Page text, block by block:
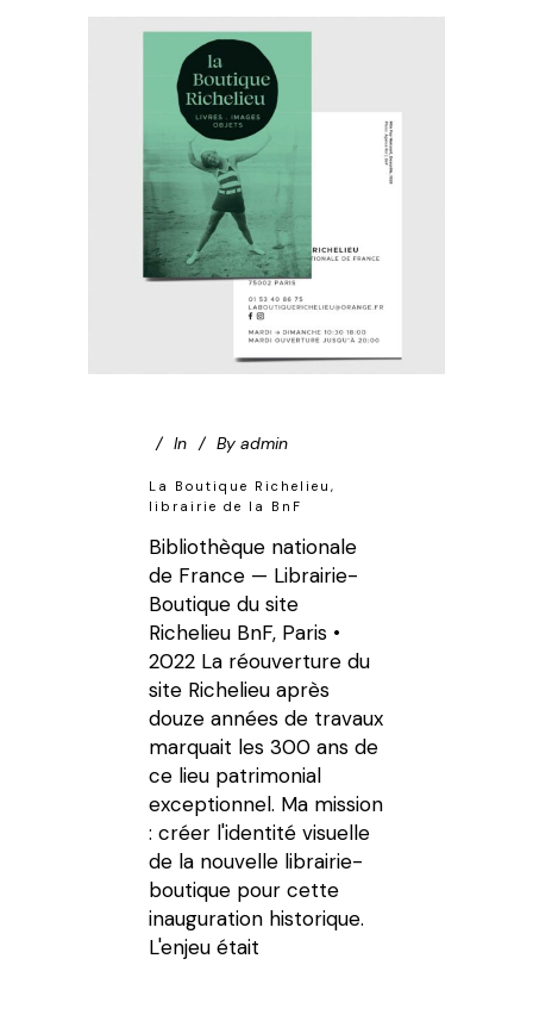
In By admin
La Boutique Richelieu,
librairie de la BnF
Bibliothèque nationale
de France — Librairie-
Boutique du site
Richelieu BnF, Paris •
2022 La réouverture du
site Richelieu après
douze années de travaux
marquait les 300 ans de
ce lieu patrimonial
exceptionnel. Ma mission
: créer l'identité visuelle
de la nouvelle librairie-
boutique pour cette
inauguration historique.
L'enjeu était